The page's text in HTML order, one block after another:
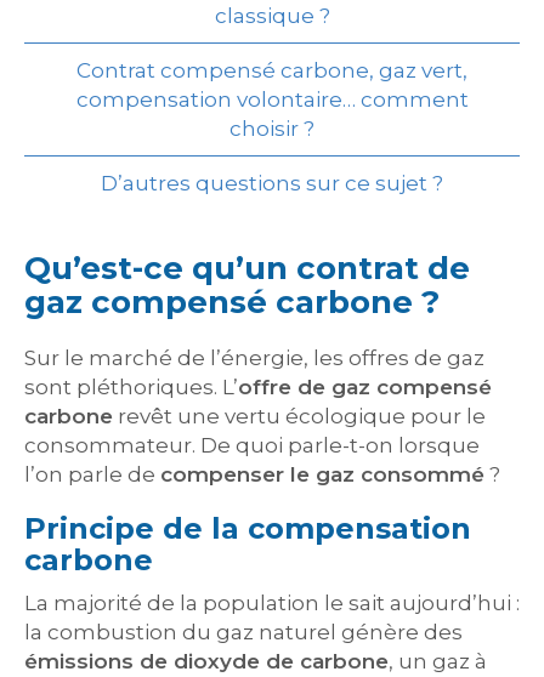
classique ?
Contrat compensé carbone, gaz vert,
compensation volontaire… comment
choisir ?
D’autres questions sur ce sujet ?
Qu’est-ce qu’un contrat de
gaz compensé carbone ?
Sur le marché de l’énergie, les offres de gaz
sont pléthoriques. L’offre de gaz compensé
carbone revêt une vertu écologique pour le
consommateur. De quoi parle-t-on lorsque
l’on parle de compenser le gaz consommé ?
Principe de la compensation
carbone
La majorité de la population le sait aujourd’hui :
la combustion du gaz naturel génère des
émissions de dioxyde de carbone, un gaz à